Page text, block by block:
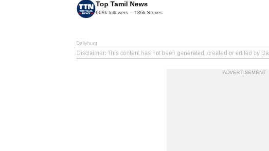
Top Tamil News
609k followers 186k Stories
Dailyhunt
Disclaimer: This content has not been generated, created or edited by
ADVERTISEMENT